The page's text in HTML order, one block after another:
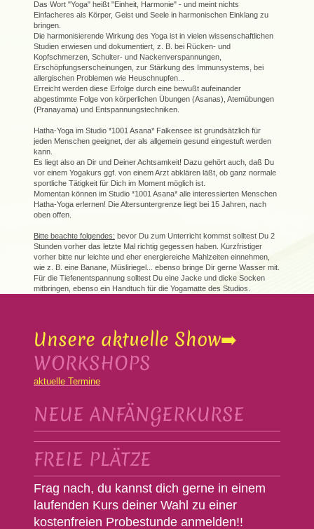
Das Wort "Yoga" heißt "Einheit, Harmonie" - und meint nichts
Einfacheres als Körper, Geist und Seele in harmonischen Einklang zu
bringen.
Die harmonisierende Wirkung des Yoga ist in vielen wissenschaftlichen
Studien erwiesen und dokumentiert, z. B. bei Rücken- und
Kopfschmerzen, Schulter- und Nackenverspannungen,
Erschöpfungserscheinungen, zur Stärkung des Immunsystems, bei
allergischen Problemen wie Heuschnupfen...
Erreicht werden diese Erfolge durch eine bewußt aufeinander
abgestimmte Folge von körperlichen Übungen (Asanas), Atemübungen
(Pranayama) und Entspannungstechniken.
Hatha-Yoga im Studio *1001 Asana* Falkensee ist grundsätzlich für
jeden Menschen geeignet, der als allgemein gesund eingestuft werden
kann.
Es liegt also an Dir und Deiner Achtsamkeit! Dazu gehört auch, daß Du
vor einem Yogakurs ggf. von einem Arzt abklären läßt, ob ganz normale
sportliche Tätigkeit für Dich im Moment möglich ist.
Momentan können im Studio *1001 Asana* alle interessierten Menschen
Hatha-Yoga erlernen! Die Altersuntergrenze liegt bei 15 Jahren, nach
oben offen.
Bitte beachte folgendes: bevor Du zum Unterricht kommst solltest Du 2
Stunden vorher das letzte Mal richtig gegessen haben. Kurzfristiger
vorher bitte nur leichte und eher energiereiche Mahlzeiten einnehmen,
wie z. B. eine Banane, Müsliriegel... ebenso bringe Dir gerne Wasser mit.
Für die Tiefenentspannung solltest Du eine Jacke und dicke Socken
mitbringen, ebenso ein Handtuch für die Yogamatte des Studios.
Unsere aktuelle Show➡️
WORKSHOPS
aktuelle Termine
NEUE ANFÄNGERKURSE
FREIE PLÄTZE
Frag nach, du kannst dich gerne in einem
laufenden Kurs deiner Wahl zu einer
kostenfreien Probestunde anmelden!!